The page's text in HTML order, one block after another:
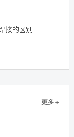
接的区别
更多 +